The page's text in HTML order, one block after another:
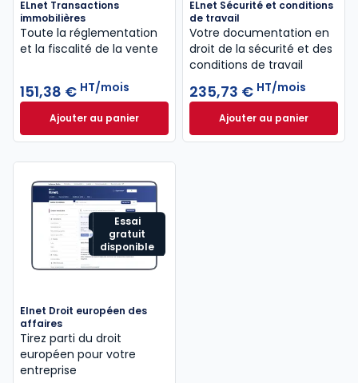
ELnet Transactions
immobilières
Toute la réglementation
et la fiscalité de la vente
151,38 € HT/mois
Ajouter au panierELnet Transactions immobilières à 151,38 €
ELnet Sécurité et conditions
de travail
Votre documentation en
droit de la sécurité ​et des
conditions de travail
235,73 € HT/mois
Ajouter au panierELnet Sécurité et
Essai
gratuit
disponible
Elnet Droit européen des
affaires
Tirez parti du droit
européen pour votre
entreprise